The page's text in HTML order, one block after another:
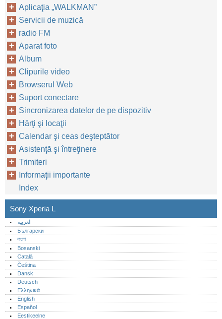
Aplicaţia „WALKMAN”
Servicii de muzică
radio FM
Aparat foto
Album
Clipurile video
Browserul Web
Suport conectare
Sincronizarea datelor de pe dispozitiv
Hărţi şi locaţii
Calendar şi ceas deşteptător
Asistenţă şi întreţinere
Trimiteri
Informaţii importante
Index
Sony Xperia L
العربية
Български
বাংলা
Bosanski
Català
Čeština
Dansk
Deutsch
Ελληνικά
English
Español
Eestikeelne